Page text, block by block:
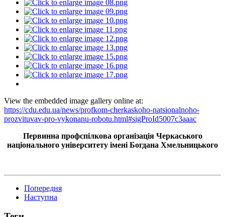
View the embedded image gallery online at:
https://cdu.edu.ua/news/profkom-cherkaskoho-natsionalnoho-
prozvituvav-pro-vykonanu-robotu.html#sigProId5007c3aaac
Первинна профспілкова організація Черкаського
національного університету імені Богдана Хмельницького
Попередня
Наступна